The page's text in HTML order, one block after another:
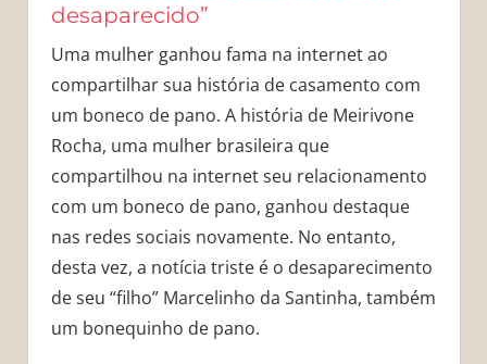
desaparecido”
Uma mulher ganhou fama na internet ao
compartilhar sua história de casamento com
um boneco de pano. A história de Meirivone
Rocha, uma mulher brasileira que
compartilhou na internet seu relacionamento
com um boneco de pano, ganhou destaque
nas redes sociais novamente. No entanto,
desta vez, a notícia triste é o desaparecimento
de seu “filho” Marcelinho da Santinha, também
um bonequinho de pano.